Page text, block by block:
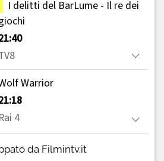
da Filmintv.it